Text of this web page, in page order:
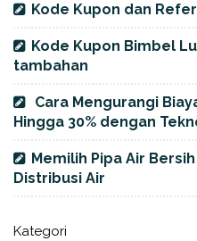
Kode Kupon dan
Kode Kupon Bimbel
tambahan
Cara Mengurangi
Hingga 30% dengan
Memilih Pipa Air
Distribusi Air
Kategori